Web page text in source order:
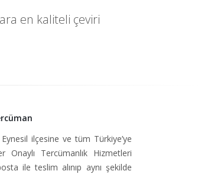
en kaliteli çeviri
Eynesil ilçesine ve tüm Türkiye’ye
Tercümanlık Hizmetleri
ile teslim alınıp aynı şekilde